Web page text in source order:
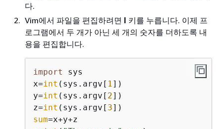
다.
Vim에서 파일을 편집하려면 I 키를 누릅니다. 이제 프
로그램에서 두 개가 아닌 세 개의 숫자를 더하도록 내
용을 편집합니다.
import
sys
x=int (sys.argv[ 1 ])
y=int (sys.argv[ 2])
z=int (sys.argv[ 3
sum